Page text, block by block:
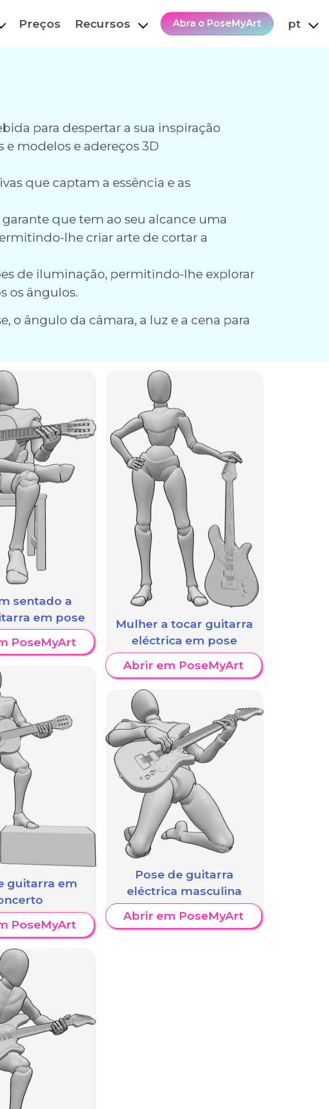
Preços Recursos Abra o PoseMyArt pt
para despertar a sua inspiração
modelos e adereços 3D
que captam a essência e as
que tem ao seu alcance uma
lhe criar arte de cortar a
de iluminação, permitindo-lhe explorar
os ângulos.
o ângulo da câmara, a luz e a cena para
sentado a
em pose
PoseMyArt
guitarra em
PoseMyArt
Mulher a tocar guitarra
eléctrica em pose
Abrir em PoseMyArt
Pose de guitarra
eléctrica masculina
Abrir em PoseMyArt